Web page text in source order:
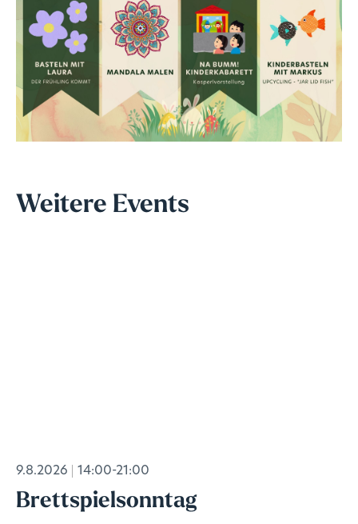
Weitere Events
9.8.2026 14:00-21:00
Brettspielsonntag